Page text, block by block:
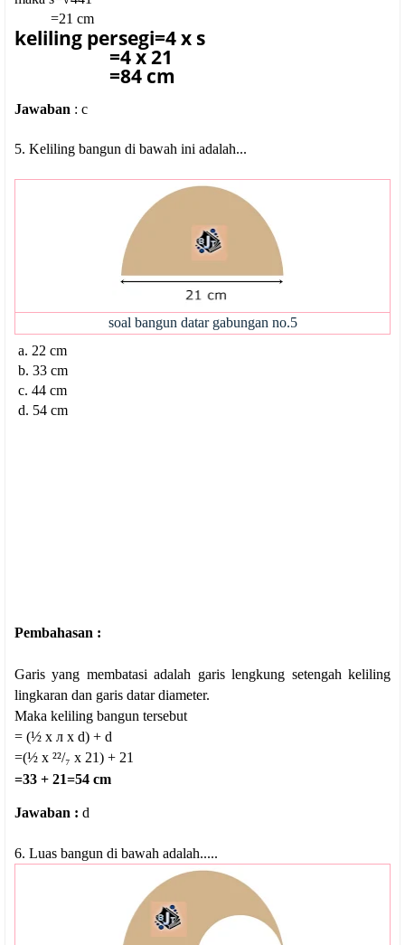
=21 cm
keliling persegi=4 x s
=4 x 21
=84 cm
Jawaban : c
5. Keliling bangun di bawah ini adalah...
soal bangun datar gabungan no.5
a. 22 cm
b. 33 cm
c. 44 cm
d. 54 cm
Pembahasan :
Garis yang membatasi adalah garis lengkung setengah keliling
lingkaran dan garis datar diameter.
Maka keliling bangun tersebut
= (½ x л x d) + d
=(½ x ²²/₇ x 21) + 21
=33 + 21=54 cm
Jawaban : d
6. Luas bangun di bawah adalah.....